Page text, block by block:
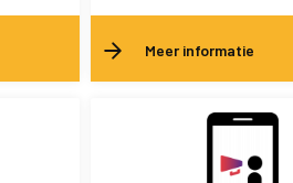
Meer informatie